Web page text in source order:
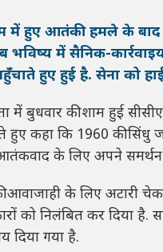
में हुए आतंकी हमले के बाद
भविष्य में सैनिक-
हुए हुई है. सेना को
में बुधवार की शाम हुई
हुए कहा कि 1960 की
के लिए अपने समर्थन
आवाजाही के लिए अटारी
को निलंबित कर दिया
दिया गया है.